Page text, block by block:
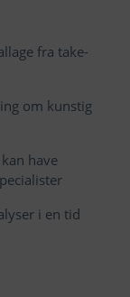
fra take-
om kunstig
have
i en tid